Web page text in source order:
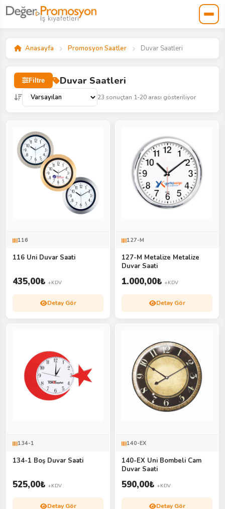
Anasayfa Promosyon Saatler Duvar Saatleri
Filtre Duvar Saatleri
23 sonuçtan 1-20 arası gösteriliyor
116
116 Uni Duvar Saati
435,00₺ +KDV
Detay Gör
127-M
127-M Metalize Metalize
Duvar Saati
1.000,00₺ +KDV
Detay Gör
134-1
134-1 Boş Duvar Saati
525,00₺ +KDV
Detay Gör
140-EX
140-EX Uni Bombeli Cam
Duvar Saati
590,00₺ +KDV
Detay Gör